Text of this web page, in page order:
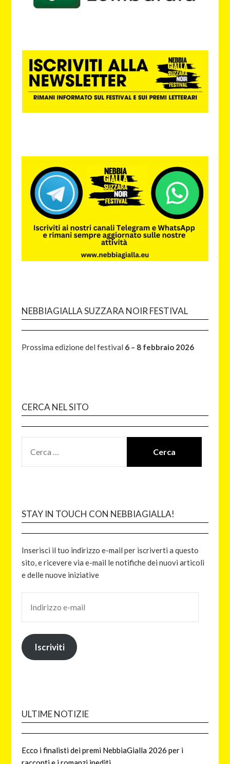
NEBBIAGIALLA SUZZARA NOIR FESTIVAL
Prossima edizione del festival 6 – 8 febbraio 2026
CERCA NEL SITO
STAY IN TOUCH CON NEBBIAGIALLA!
Inserisci il tuo indirizzo e-mail per iscriverti a questo
sito, e ricevere via e-mail le notifiche dei nuovi articoli
e delle nuove iniziative
Iscriviti
ULTIME NOTIZIE
Ecco i finalisti dei premi NebbiaGialla 2026 per i